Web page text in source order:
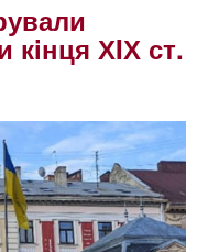
кiнця ХIХ ст.